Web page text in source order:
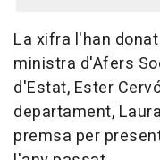
La xifra l'han
ministra d'Afers
d'Estat, Ester
departament,
premsa per